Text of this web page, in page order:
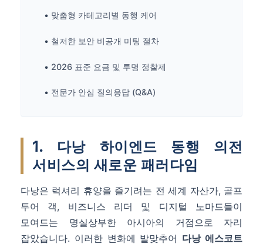
• 맞춤형 카테고리별 동행 케어
• 철저한 보안 비공개 미팅 절차
• 2026 표준 요금 및 투명 정찰제
• 전문가 안심 질의응답 (Q&A)
1. 다낭 하이엔드 동행 의전
서비스의 새로운 패러다임
다낭은 럭셔리 휴양을 즐기려는 전 세계 자산가, 골프
투어 객, 비즈니스 리더 및 디지털 노마드들이
모여드는 명실상부한 아시아의 거점으로 자리
잡았습니다. 이러한 변화에 발맞추어 다낭 에스코트